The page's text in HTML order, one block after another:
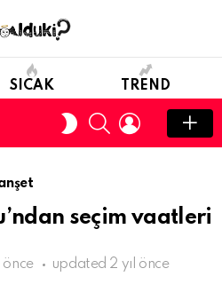
SICAK TREND
SWITCH
SKIN
SEARCHLOGIN
seçim vaatleri
önce updated 2 yıl önce